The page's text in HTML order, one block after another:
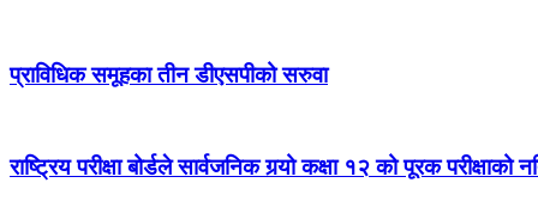
प्राविधिक समूहका तीन डीएसपीको सरुवा
राष्ट्रिय परीक्षा बोर्डले सार्वजनिक गर्‍यो कक्षा १२ को पूरक परीक्षाको